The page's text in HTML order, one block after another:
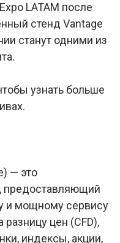
LATAM после
стенд Vantage
станут одними из
узнать больше
— это
предоставляющий
и мощному сервису
разницу цен (CFD),
индексы, акции,